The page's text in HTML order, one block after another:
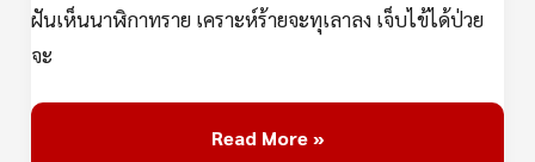
ฝันเห็นนาฬิกาทราย เคราะห์ร้ายจะทุเลาลง เจ็บไข้ได้ป่วย
จะ
Read More »